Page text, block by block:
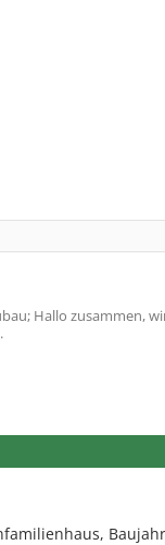
Hallo zusammen,